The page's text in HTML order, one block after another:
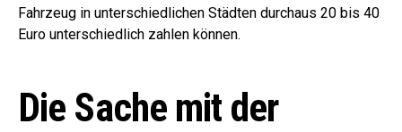
Fahrzeug in unterschiedlichen Städten durchaus 20 bis 40
Euro unterschiedlich zahlen können.
Die Sache mit der